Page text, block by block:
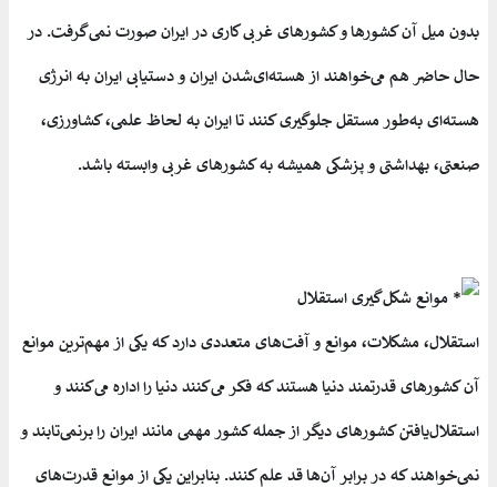
بدون میل آن کشورها و کشورهای غربی کاری در ایران صورت نمی‌گرفت. در
حال حاضر هم می‌خواهند از هسته‌ای‌شدن ایران و دستیابی ایران به انرژی
هسته‌ای به‌طور مستقل جلوگیری کنند تا ایران به لحاظ علمی، کشاورزی،
صنعتی، بهداشتی و پزشکی همیشه به کشورهای غربی وابسته باشد.
موانع شکل‌گیری استقلال
استقلال، مشکلات، موانع و آفت‌های متعددی دارد که یکی از مهم‌ترین موانع
آن کشورهای قدرتمند دنیا هستند که فکر می‌کنند دنیا را اداره می‌کنند و
استقلال‌یافتن کشورهای دیگر از جمله کشور مهمی مانند ایران را برنمی‌تابند و
نمی‌خواهند که در برابر آن‌ها قد علم کنند. بنابراین یکی از موانع قدرت‌های